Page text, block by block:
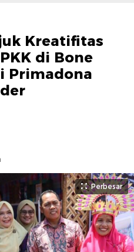
Kreatifitas
di Bone
Primadona
Perbesar